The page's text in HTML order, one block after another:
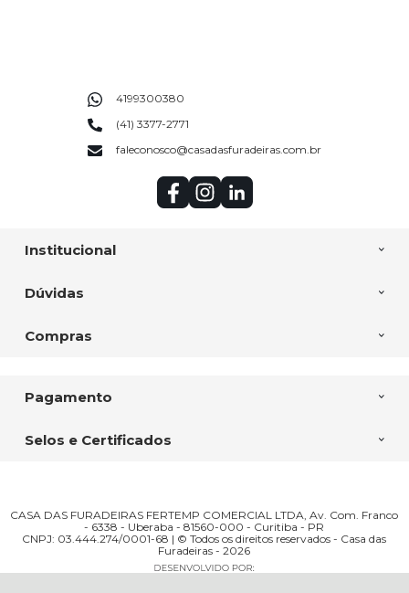
Institucional
Dúvidas
Compras
4199300380
(41) 3377-2771
faleconosco@casadasfuradeiras.com.br
Pagamento
Selos e Certificados
CASA DAS FURADEIRAS FERTEMP COMERCIAL LTDA, Av. Com. Franco
- 6338 - Uberaba - 81560-000 - Curitiba - PR
CNPJ: 03.444.274/0001-68 | © Todos os direitos reservados - Casa das
Furadeiras - 2026